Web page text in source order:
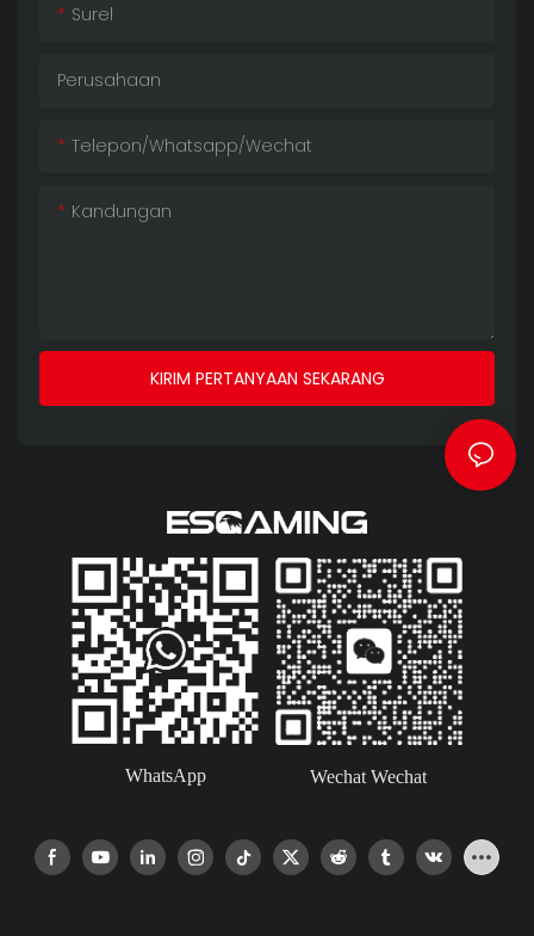
Surel
Perusahaan
Telepon/whatsapp/wechat
Kandungan
KIRIM PERTANYAAN SEKARANG
WhatsApp Wechat Wechat